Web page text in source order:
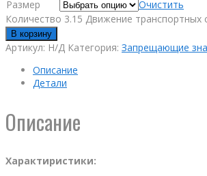
Размер
Очистить
Количество 3.15 Движение
В корзину
Артикул: Н/Д Категория: Запрещающие
Описание
Детали
Описание
Характиристики: